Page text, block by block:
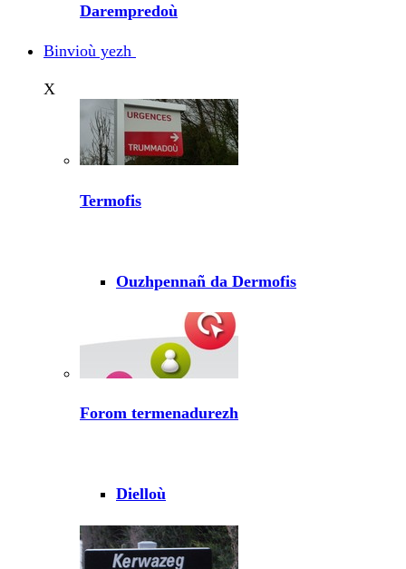
Darempredoù
Binvioù yezh
X
Termofis
Ouzhpennañ da Dermofis
Forom termenadurezh
Dielloù